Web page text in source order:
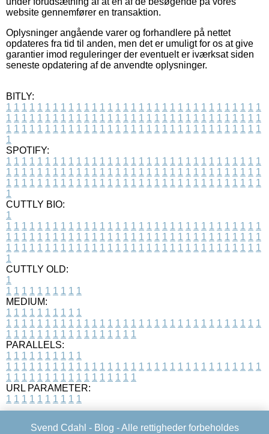
website gennemfører en transaktion.
Oplysninger angående varer og forhandlere på nettet
opdateres fra tid til anden, men det er umuligt for os at give
garantier imod reguleringer der eventuelt er iværksat siden
seneste opdatering af de anvendte oplysninger.
BITLY:
1 1 1 1 1 1 1 1 1 1 1 1 1 1 1 1 1 1 1 1 1 1 1 1 1 1 1 1 1 1 1 1 1
1 1 1 1 1 1 1 1 1 1 1 1 1 1 1 1 1 1 1 1 1 1 1 1 1 1 1 1 1 1 1 1 1
1 1 1 1 1 1 1 1 1 1 1 1 1 1 1 1 1 1 1 1 1 1 1 1 1 1 1 1 1 1 1 1 1
1
SPOTIFY:
1 1 1 1 1 1 1 1 1 1 1 1 1 1 1 1 1 1 1 1 1 1 1 1 1 1 1 1 1 1 1 1 1
1 1 1 1 1 1 1 1 1 1 1 1 1 1 1 1 1 1 1 1 1 1 1 1 1 1 1 1 1 1 1 1 1
1 1 1 1 1 1 1 1 1 1 1 1 1 1 1 1 1 1 1 1 1 1 1 1 1 1 1 1 1 1 1 1 1
1
CUTTLY BIO:
1
1 1 1 1 1 1 1 1 1 1 1 1 1 1 1 1 1 1 1 1 1 1 1 1 1 1 1 1 1 1 1 1 1
1 1 1 1 1 1 1 1 1 1 1 1 1 1 1 1 1 1 1 1 1 1 1 1 1 1 1 1 1 1 1 1 1
1 1 1 1 1 1 1 1 1 1 1 1 1 1 1 1 1 1 1 1 1 1 1 1 1 1 1 1 1 1 1 1 1
1
CUTTLY OLD:
1
1 1 1 1 1 1 1 1 1 1
MEDIUM:
1 1 1 1 1 1 1 1 1 1
1 1 1 1 1 1 1 1 1 1 1 1 1 1 1 1 1 1 1 1 1 1 1 1 1 1 1 1 1 1 1 1 1
1 1 1 1 1 1 1 1 1 1 1 1 1 1 1 1 1
PARALLELS:
1 1 1 1 1 1 1 1 1 1
1 1 1 1 1 1 1 1 1 1 1 1 1 1 1 1 1 1 1 1 1 1 1 1 1 1 1 1 1 1 1 1 1
1 1 1 1 1 1 1 1 1 1 1 1 1 1 1 1 1
URL PARAMETER:
1 1 1 1 1 1 1 1 1 1
Svend Cdahl - Blog - Alle rettigheder forbeholdes